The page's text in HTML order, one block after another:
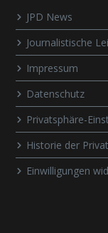
JPD News
Journalistische
Impressum
Datenschutz
Privatsphäre-
Historie der
Einwilligungen